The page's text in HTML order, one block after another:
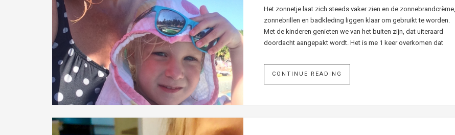
Het zonnetje laat zich steeds vaker zien en de zonnebrandcrème,
zonnebrillen en badkleding liggen klaar om gebruikt te worden.
Met de kinderen genieten we van het buiten zijn, dat uiteraard
doordacht aangepakt wordt. Het is me 1 keer overkomen dat
CONTINUE READING